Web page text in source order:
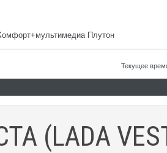
Плутон
Текущее
(LADA